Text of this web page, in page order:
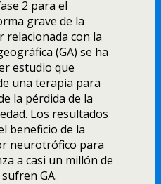
2 para el
grave de la
relacionada con la
(GA) se ha
estudio que
una terapia para
la pérdida de la
Los resultados
beneficio de la
neurotrófico para
a casi un millón de
GA.